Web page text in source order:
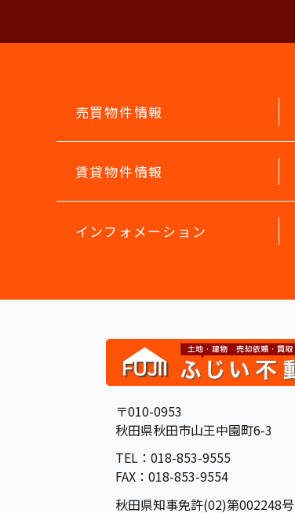
売買物件情報
賃貸物件情報
インフォメーション
〒010-0953
秋田県秋田市山王中園町6-3
TEL：018-853-9555
FAX：018-853-9554
秋田県知事免許(02)第002248号